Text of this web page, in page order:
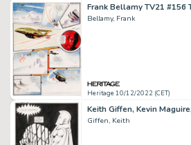
Bellamy, Frank
Heritage 10/12/2022 (CET)
Giffen, Keith